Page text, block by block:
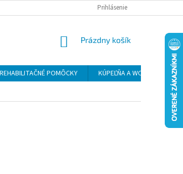
FORMULÁR NA
Prihlásenie
NÁKUPNÝ
Prázdny košík
REHABILITAČNÉ POMÔCKY KÚPEĽŇA A WC